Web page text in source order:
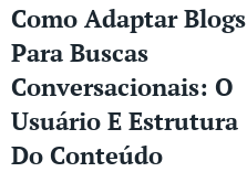
Como Adaptar Blogs
Para Buscas
Conversacionais: O
Usuário E Estrutura
Do Conteúdo